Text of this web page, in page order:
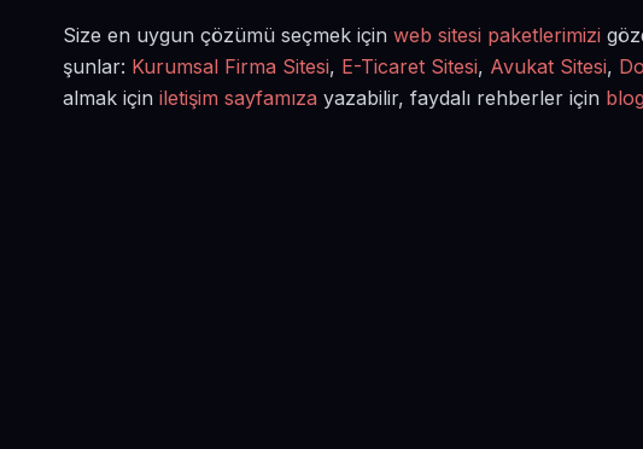
Size en uygun çözümü seçmek için web sitesi paketlerimizi
şunlar: Kurumsal Firma Sitesi, E-Ticaret Sitesi, Avukat Sitesi,
almak için iletişim sayfamıza yazabilir, faydalı rehberler için